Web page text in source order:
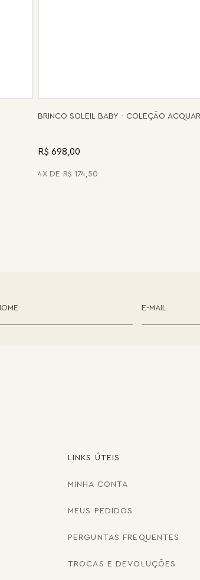
BRINCO SOLEIL BABY - COLEÇÃO
R$ 698,00
4 R$ 174,50
LINKS ÚTEIS
MINHA CONTA
MEUS PEDIDOS
PERGUNTAS FREQUENTES
TROCAS E DEVOLUÇÕES